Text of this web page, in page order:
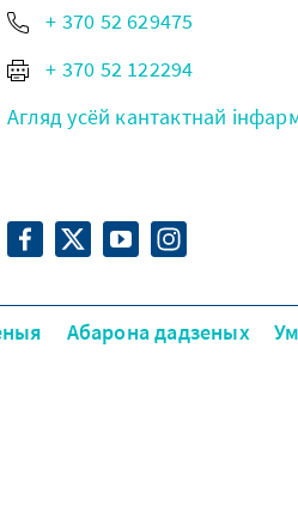
+ 370 52 629475
+ 370 52 122294
Агляд усёй кантактнай
Абарона дадзеных